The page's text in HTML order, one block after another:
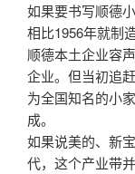
如果要书写顺德
相比1956年就制
顺德本土企业容
企业。但当初追
为全国知名的小
成。
如果说美的、新
代，这个产业带